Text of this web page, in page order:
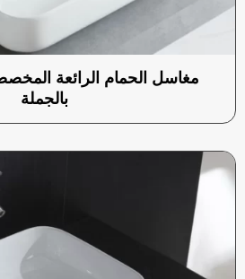
مغاسل الحمام الرائعة
بالجملة